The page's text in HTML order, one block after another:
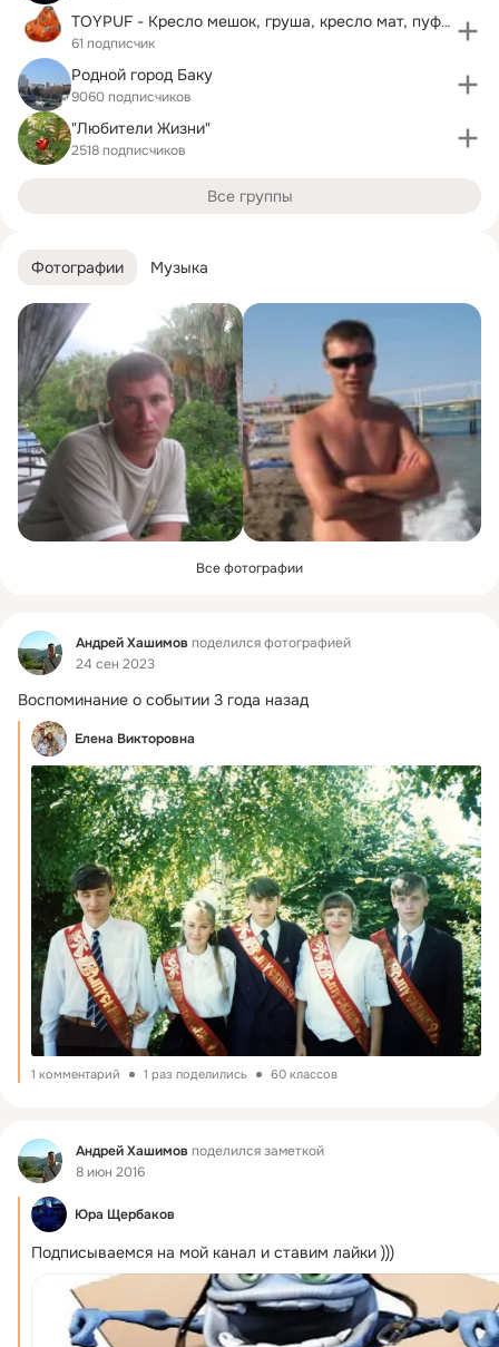
Фотографии Музыка
Все фотографии
Фид Андрей Хашимов поделился фотографией
24 сен 2023
Воспоминание о событии 3 года назад
Елена Викторовна
1 комментарий 1 раз поделились 60 классов
Фид Андрей Хашимов поделился заметкой
8 июн 2016
Юра Щербаков
Подписываемся на мой канал и ставим лайки )))
TOYPUF - Кресло мешок, груша, кресло мат, пуфик,
61 подписчик
Родной город Баку
9060 подписчиков
"Любители Жизни"
2518 подписчиков
Все группы